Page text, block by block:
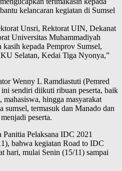
kelancaran kegiatan di Sumsel
Unsri, Rektorat UIN, Dekanat
Universitas Muhammadiyah
kepada Pemprov Sumsel,
Selatan, Kedai Tiga Nyonya,”
Wenny L Ramdiastuti (Pemred
sendiri diikuti ribuan peserta, baik
hingga masyarakat
sumsel, termasuk dan Manado dan
peserta.
Pelaksana IDC 2021
bahwa kegiatan Road to IDC
hari, mulai Senin (15/11) sampai